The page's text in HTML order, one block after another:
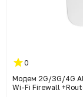
0
Модем 2G/3G/4G
Wi-Fi Firewall